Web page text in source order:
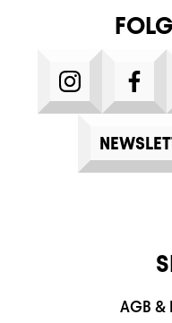
INSTAGRAM
AGB &